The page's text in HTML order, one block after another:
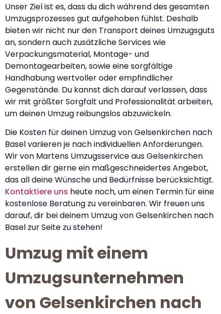
Unser Ziel ist es, dass du dich während des gesamten
Umzugsprozesses gut aufgehoben fühlst. Deshalb
bieten wir nicht nur den Transport deines Umzugsguts
an, sondern auch zusätzliche Services wie
Verpackungsmaterial, Montage- und
Demontagearbeiten, sowie eine sorgfältige
Handhabung wertvoller oder empfindlicher
Gegenstände. Du kannst dich darauf verlassen, dass
wir mit größter Sorgfalt und Professionalität arbeiten,
um deinen Umzug reibungslos abzuwickeln.
Die Kosten für deinen Umzug von Gelsenkirchen nach
Basel variieren je nach individuellen Anforderungen.
Wir von Martens Umzugsservice aus Gelsenkirchen
erstellen dir gerne ein maßgeschneidertes Angebot,
das all deine Wünsche und Bedürfnisse berücksichtigt.
Kontaktiere uns heute noch, um einen Termin für eine
kostenlose Beratung zu vereinbaren. Wir freuen uns
darauf, dir bei deinem Umzug von Gelsenkirchen nach
Basel zur Seite zu stehen!
Umzug mit einem
Umzugsunternehmen
von Gelsenkirchen nach